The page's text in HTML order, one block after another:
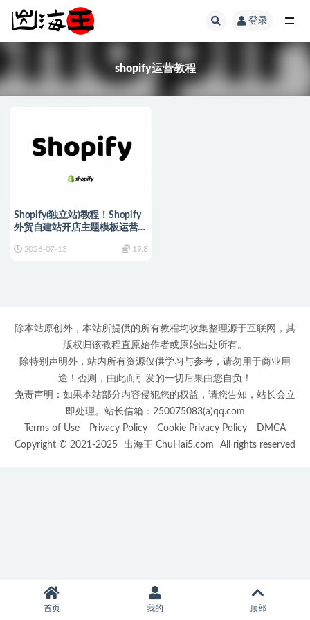
登录
shopify运营教程
Shopify(独立站)教程！Shopify
外贸自建站开店主题模板运营独
2026-07-13 19.8
除本站原创外，本站所提供的所有教程均收集整理源于互联网，其
版权归该教程直原始作者或原始出处所有。
除特别声明外，站内所有资源仅供学习与参考，请勿用于商业用
途！否则，由此而引发的一切后果由您自负！
免责声明：如果本站部分内容侵犯您的权益，请您告知，站长会立
即处理。站长信箱：250075083(a)qq.com
Terms of Use
Privacy Policy Cookie Privacy Policy
DMCA
Copyright © 2021-2025
出海王 ChuHai5.com All rights reserved
首页 我的 顶部
全部